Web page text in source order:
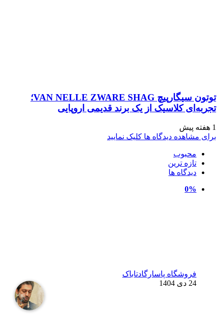
توتون سیگارپیچ VAN NELLE ZWARE SHAG؛
تجربه‌ای کلاسیک از یک برند قدیمی اروپایی
1 هفته پیش
برای مشاهده دیدگاه ها کلیک نمایید
محبوب
تازه ترین
دیدگاه ها
0%
فروشگاه پاسارگادتاباک
24 دی 1404